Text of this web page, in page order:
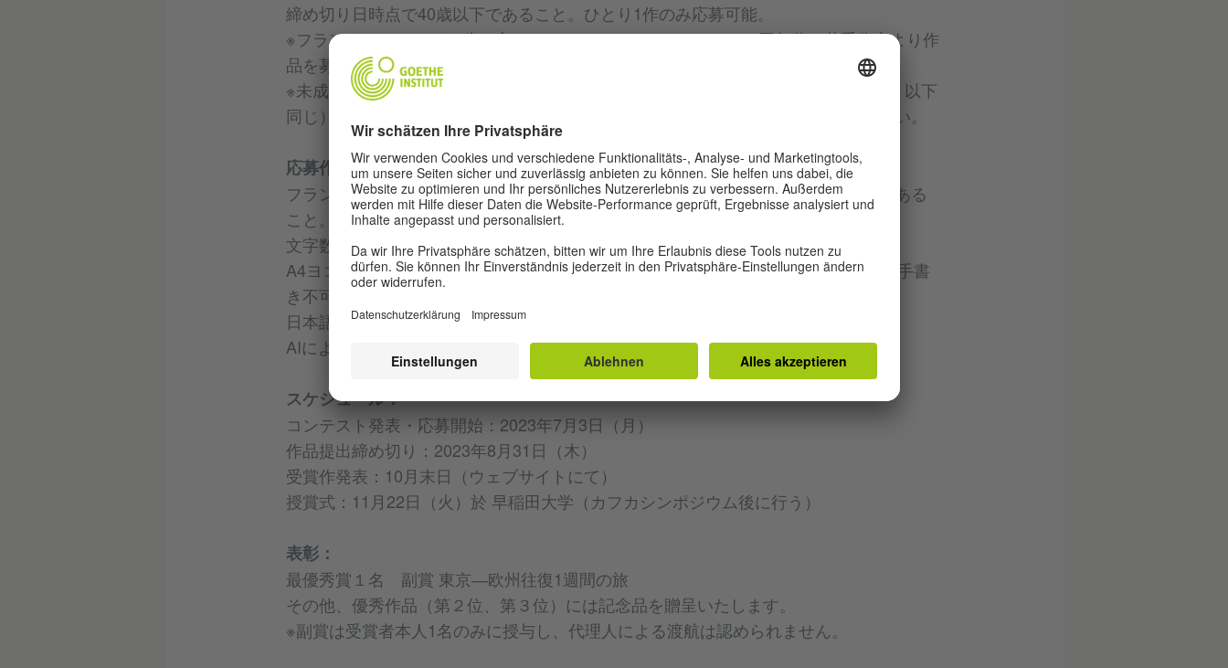
締め切り日時点で40歳以下であること。ひとり1作のみ応募可能。
※フランツ・カフカが40歳で亡くなったことにちなみ、カフカと同年代の若手作家より作
品を募集します。
※未成年の方でも応募は可能です。ただし応募にあたっては、保護者（法定代理人。以下
同じ）にも本応募要項をお読みいただき、保護者の同意を得たうえでご応募ください。
応募作品について：
フランツ・カフカやその作品にインスピレーションを受けた商業媒体未発表作品である
こと。
文字数、書式：6000字以内（Microsoft Word形式で提出）
A4ヨコに縦書き。1ページに40文字×40行で、本文の1行目に作品タイトルを記載。手書
き不可。
日本語で書かれたオリジナルのフィクション作品であること。
AIによる作品は認められない。
スケジュール：
コンテスト発表・応募開始：2023年7月3日（月）
作品提出締め切り：2023年8月31日（木）
受賞作発表：10月末日（ウェブサイトにて）
授賞式：11月22日（火）於 早稲田大学（カフカシンポジウム後に行う）
表彰：
最優秀賞１名 副賞 東京―欧州往復1週間の旅
その他、優秀作品（第２位、第３位）には記念品を贈呈いたします。
※副賞は受賞者本人1名のみに授与し、代理人による渡航は認められません。